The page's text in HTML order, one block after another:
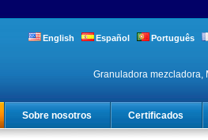
English Español Português
Granuladora mezcladora,
Sobre nosotros Certificados